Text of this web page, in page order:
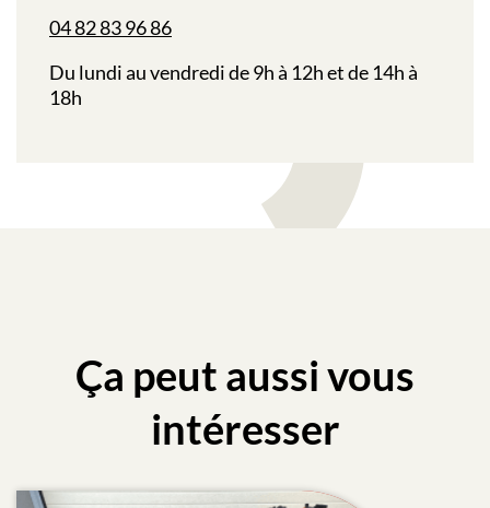
04 82 83 96 86
Du lundi au vendredi de 9h à 12h et de 14h à
18h
Ça peut aussi vous
intéresser